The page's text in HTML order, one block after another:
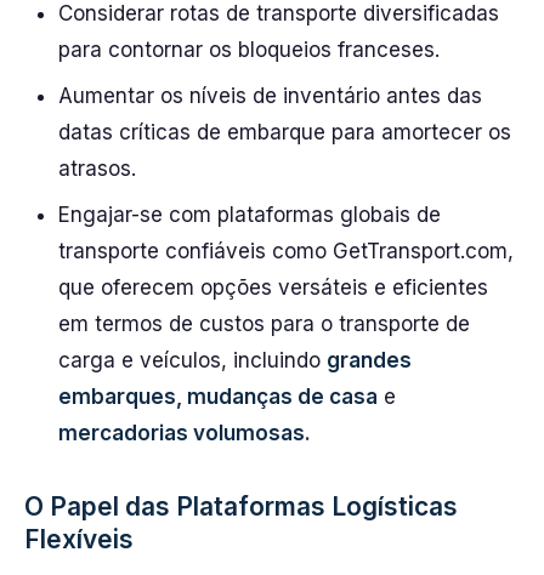
Considerar rotas de transporte diversificadas
para contornar os bloqueios franceses.
Aumentar os níveis de inventário antes das
datas críticas de embarque para amortecer os
atrasos.
Engajar-se com plataformas globais de
transporte confiáveis como GetTransport.com,
que oferecem opções versáteis e eficientes
em termos de custos para o transporte de
carga e veículos, incluindo grandes
embarques, mudanças de casa e
mercadorias volumosas.
O Papel das Plataformas Logísticas
Flexíveis